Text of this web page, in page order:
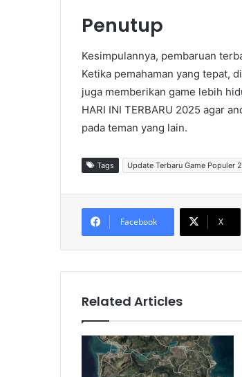
Penutup
Kesimpulannya, pembaruan
Ketika pemahaman yang tepat,
juga memberikan game lebih
HARI INI TERBARU 2025 agar
pada teman yang lain.
Tags Update Terbaru Game Populer
Facebook X
Related Articles